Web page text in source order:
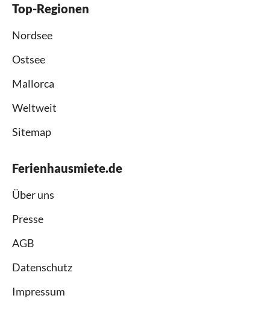
Top-Regionen
Nordsee
Ostsee
Mallorca
Weltweit
Sitemap
Ferienhausmiete.de
Über uns
Presse
AGB
Datenschutz
Impressum